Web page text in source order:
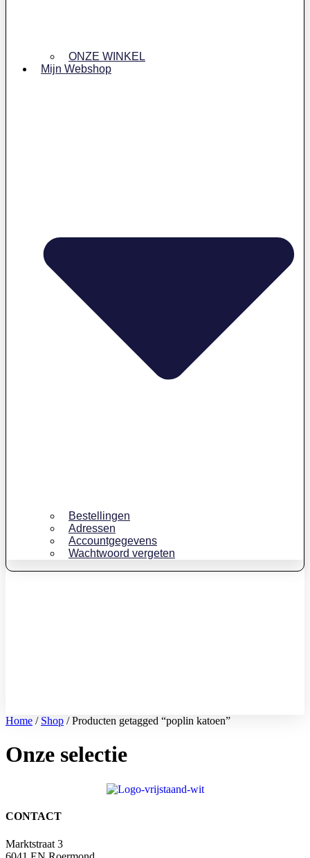
ONZE WINKEL
Mijn Webshop
Bestellingen
Adressen
Accountgegevens
Wachtwoord vergeten
Home / Shop / Producten getagged “poplin katoen”
Onze selectie
CONTACT
Marktstraat 3